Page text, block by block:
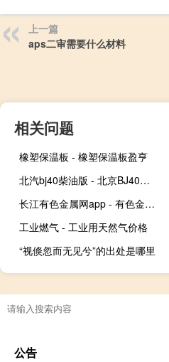
上一篇
aps二审需要什么材料
相关问题
橡塑保温板 - 橡塑保温板盈亨
北汽bj40柴油版 - 北京BJ40柴油版多少钱
长江有色金属网app - 有色金属网下载
工业燃气 - 工业用天然气价格
“视倏忽而无见兮”的出处是哪里
公告